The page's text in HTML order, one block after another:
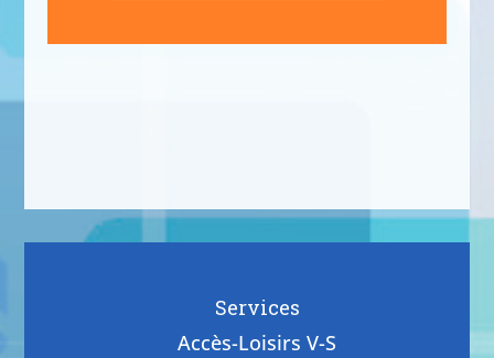
Services
Accès-Loisirs V-S